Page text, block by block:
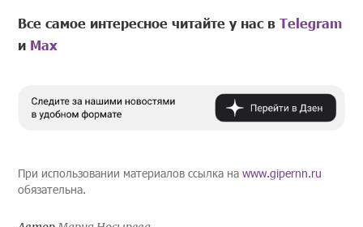
Все самое интересное читайте у нас вTelegram
и Mах
При использовании материалов ссылка наwww.gipernn.ru
обязательна.